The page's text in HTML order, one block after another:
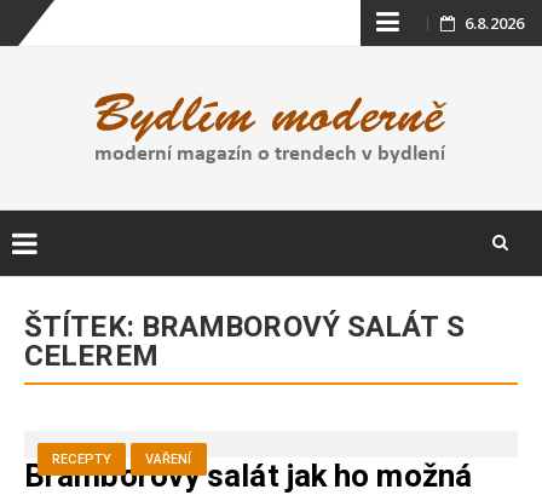
Skip
content
6.8.2026
content
ŠTÍTEK: BRAMBOROVÝ SALÁT S
CELEREM
RECEPTY VAŘENÍ
Bramborový salát jak ho možná